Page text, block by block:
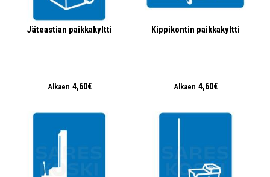
Jäteastian paikkakyltti
Alkaen 4,60€
Kippikontin paikkakyltti
Alkaen 4,60€